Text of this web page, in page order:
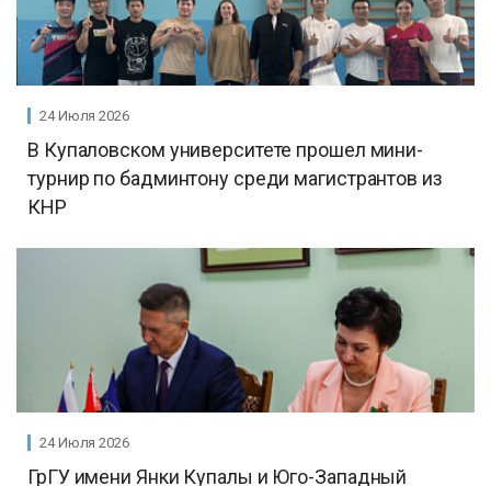
24 Июля 2026
В Купаловском университете прошел мини-
турнир по бадминтону среди магистрантов из
КНР
24 Июля 2026
ГрГУ имени Янки Купалы и Юго-Западный